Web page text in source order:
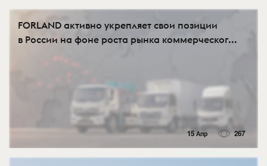
FORLAND активно укрепляет свои позиции
в России на фоне роста рынка коммерческог...
15 Апр 267